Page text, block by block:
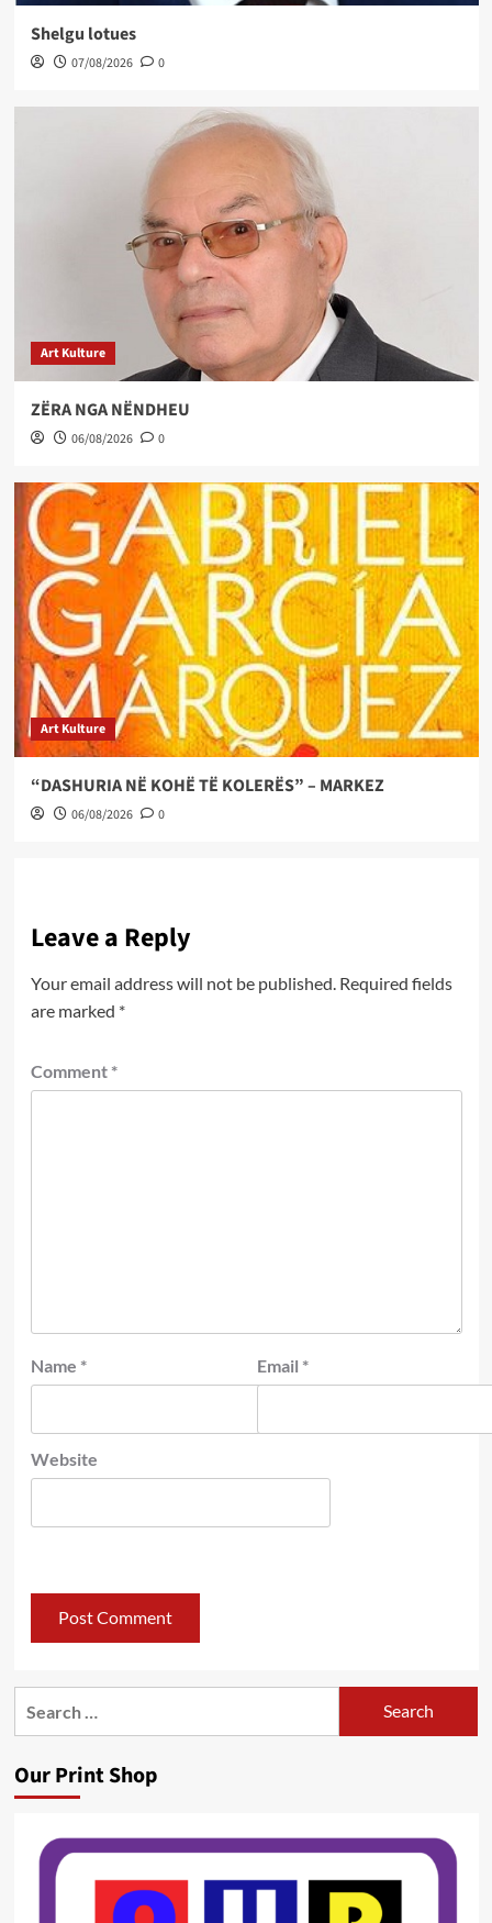
Shelgu lotues
07/08/2026 0
Art Kulture
ZËRA NGA NËNDHEU
06/08/2026 0
Art Kulture
“DASHURIA NË KOHË TË KOLERËS” – MARKEZ
06/08/2026 0
Leave a Reply
Your email address will not be published. Required fields
are marked *
Comment *
Name * Email *
Website
Our Print Shop